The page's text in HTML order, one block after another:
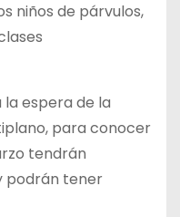
niños de párvulos,
la espera de la
para conocer
tendrán
podrán tener